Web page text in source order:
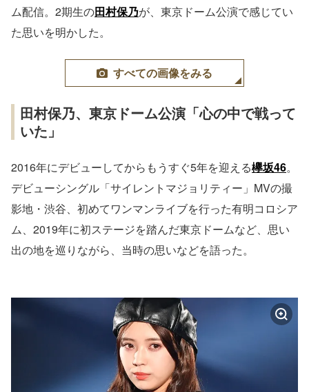
ム配信。2期生の田村保乃が、東京ドーム公演で感じてい
た思いを明かした。
すべての画像をみる
田村保乃、東京ドーム公演「心の中で戦って
いた」
2016年にデビューしてからもうすぐ5年を迎える欅坂46。
デビューシングル「サイレントマジョリティー」MVの撮
影地・渋谷、初めてワンマンライブを行った有明コロシア
ム、2019年に初ステージを踏んだ東京ドームなど、思い
出の地を巡りながら、当時の思いなどを語った。